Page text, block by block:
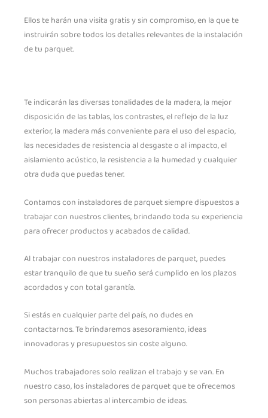
Ellos te harán una visita gratis y sin compromiso, en la que te
instruirán sobre todos los detalles relevantes de la instalación
de tu parquet.
Te indicarán las diversas tonalidades de la madera, la mejor
disposición de las tablas, los contrastes, el reflejo de la luz
exterior, la madera más conveniente para el uso del espacio,
las necesidades de resistencia al desgaste o al impacto, el
aislamiento acústico, la resistencia a la humedad y cualquier
otra duda que puedas tener.
Contamos con instaladores de parquet siempre dispuestos a
trabajar con nuestros clientes, brindando toda su experiencia
para ofrecer productos y acabados de calidad.
Al trabajar con nuestros instaladores de parquet, puedes
estar tranquilo de que tu sueño será cumplido en los plazos
acordados y con total garantía.
Si estás en cualquier parte del país, no dudes en
contactarnos. Te brindaremos asesoramiento, ideas
innovadoras y presupuestos sin coste alguno.
Muchos trabajadores solo realizan el trabajo y se van. En
nuestro caso, los instaladores de parquet que te ofrecemos
son personas abiertas al intercambio de ideas.